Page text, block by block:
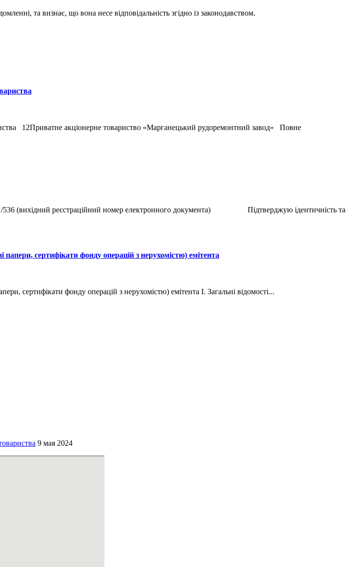
та визнає, що вона несе відповідальність згідно із законодавством.
12Приватне акціонерне товариство «Марганецький рудоремонтний завод» Повне
1/536 (вихідний реєстраційний номер електронного документа) Підтверджую ідентичність та
папери, сертифікати фонду операцій з нерухомістю) емітента
сертифікати фонду операцій з нерухомістю) емітента І. Загальні відомості...
9 мая 2024